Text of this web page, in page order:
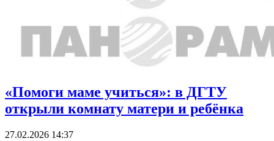
«Помоги маме учиться»: в ДГТУ
открыли комнату матери и ребёнка
27.02.2026 14:37